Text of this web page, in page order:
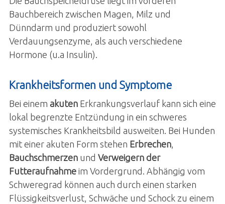
Bauchbereich zwischen Magen, Milz und
Dünndarm und produziert sowohl
Verdauungsenzyme, als auch verschiedene
Hormone (u.a Insulin).
Krankheitsformen und Symptome
Bei einem akuten Erkrankungsverlauf kann sich eine
lokal begrenzte Entzündung in ein schweres
systemisches Krankheitsbild ausweiten. Bei Hunden
mit einer akuten Form stehen Erbrechen,
Bauchschmerzen und Verweigern der
Futteraufnahme im Vordergrund. Abhängig vom
Schweregrad können auch durch einen starken
Flüssigkeitsverlust, Schwäche und Schock zu einem